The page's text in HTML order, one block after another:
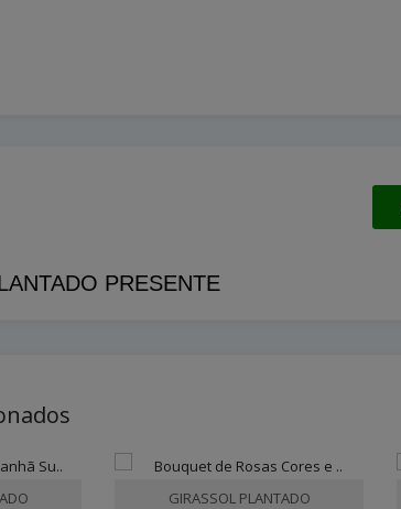
PRESENTE
GIRASSOL PLANTADO